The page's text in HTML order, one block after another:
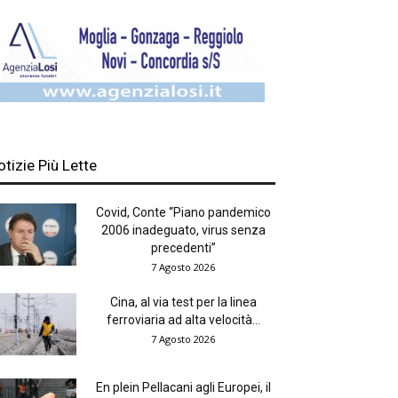
Più Lette
Covid, Conte “Piano pandemico
2006 inadeguato, virus senza
precedenti”
7 Agosto 2026
Cina, al via test per la linea
ferroviaria ad alta velocità...
7 Agosto 2026
En plein Pellacani agli Europei, il